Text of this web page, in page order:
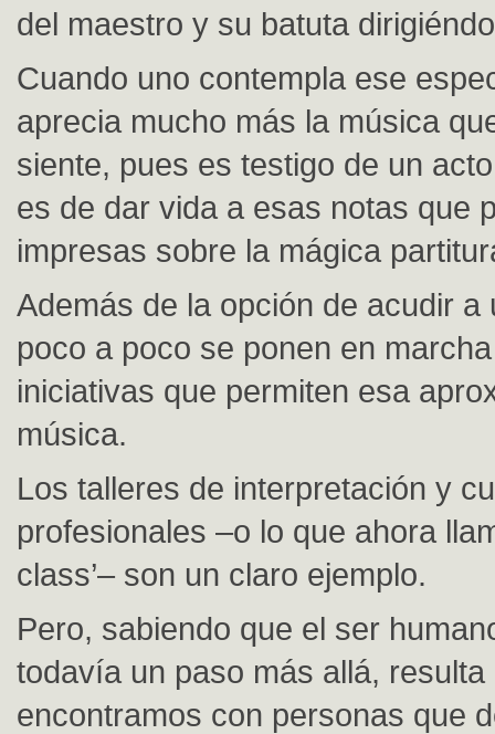
del maestro y su batuta
Cuando uno contempla ese
aprecia mucho más la música
siente, pues es testigo de un
es de dar vida a esas notas que
impresas sobre la mágica
Además de la opción de acudir a
poco a poco se ponen en
iniciativas que permiten esa
música.
Los talleres de interpretación y
profesionales –o lo que ahora
class’– son un claro ejemplo.
Pero, sabiendo que el ser
todavía un paso más allá, resulta
encontramos con personas que